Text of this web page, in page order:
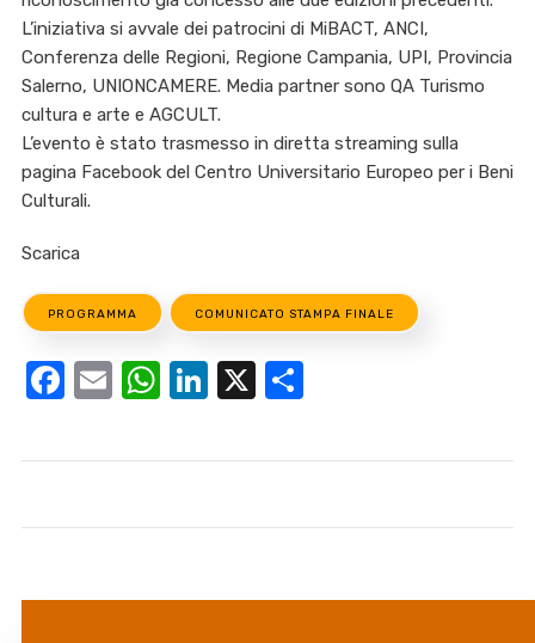
L’iniziativa si avvale dei patrocini di MiBACT, ANCI,
Conferenza delle Regioni, Regione Campania, UPI, Provincia
Salerno, UNIONCAMERE. Media partner sono QA Turismo
cultura e arte e AGCULT.
L’evento è stato trasmesso in diretta streaming sulla
pagina Facebook del Centro Universitario Europeo per i Beni
Culturali.
Scarica
PROGRAMMA COMUNICATO STAMPA FINALE
Facebook
EmailWhatsApp
LinkedIn
X Condividi